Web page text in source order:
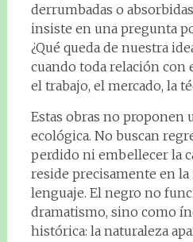
derrumbadas o
insiste en una pregunta
¿Qué queda de nuestra
cuando toda relación con
el trabajo, el mercado, la
Estas obras no proponen
ecológica. No buscan
perdido ni embellecer la
reside precisamente en
lenguaje. El negro no
dramatismo, sino como
histórica: la naturaleza